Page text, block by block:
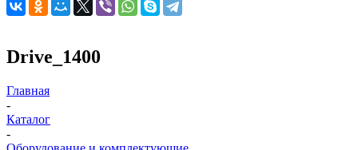
Drive_1400
Главная
-
Каталог
-